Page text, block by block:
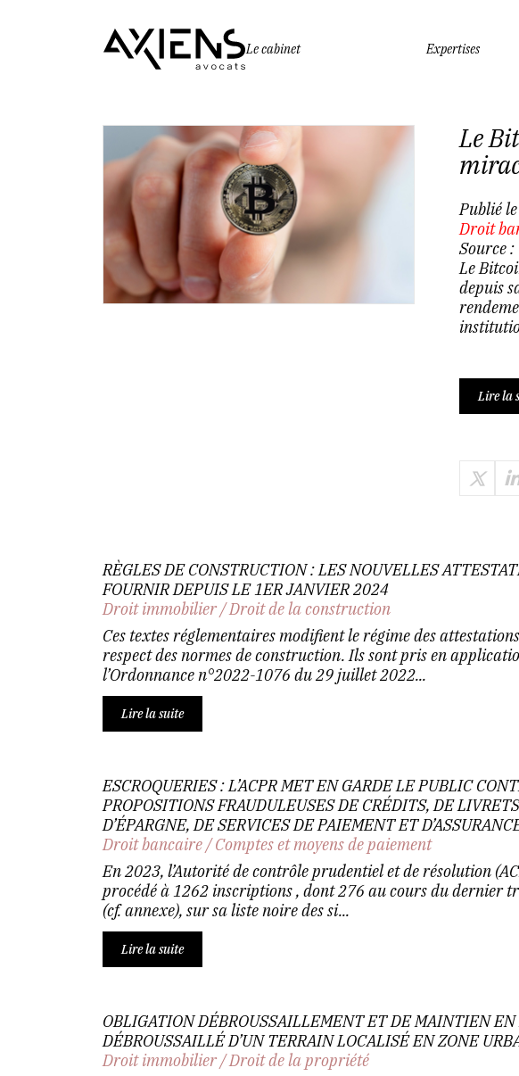
Le cabinet
Expertises
Le
Publié
Droit
Source :
Le
depuis
Lire la
RÈGLES DE CONSTRUCTION : LES NOUVELLES
FOURNIR DEPUIS LE 1ER JANVIER 2024
Droit immobilier/Droit de la construction
Ces textes réglementaires modifient le régime des
respect des normes de construction. Ils sont pris en
l’Ordonnance n°2022-1076 du 29 juillet 2022...
Lire la suite
ESCROQUERIES : L’ACPR MET EN GARDE LE PUBLIC
PROPOSITIONS FRAUDULEUSES DE CRÉDITS, DE LIVRETS
D’ÉPARGNE, DE SERVICES DE PAIEMENT ET
Droit bancaire/Comptes et moyens de paiement
En 2023, l’Autorité de contrôle prudentiel et de résolution
procédé à 1262 inscriptions , dont 276 au cours du dernier
(cf. annexe), sur sa liste noire des si...
Lire la suite
OBLIGATION DÉBROUSSAILLEMENT ET DE MAINTIEN EN
DÉBROUSSAILLÉ D’UN TERRAIN LOCALISÉ EN ZONE
Droit immobilier/Droit de la propriété